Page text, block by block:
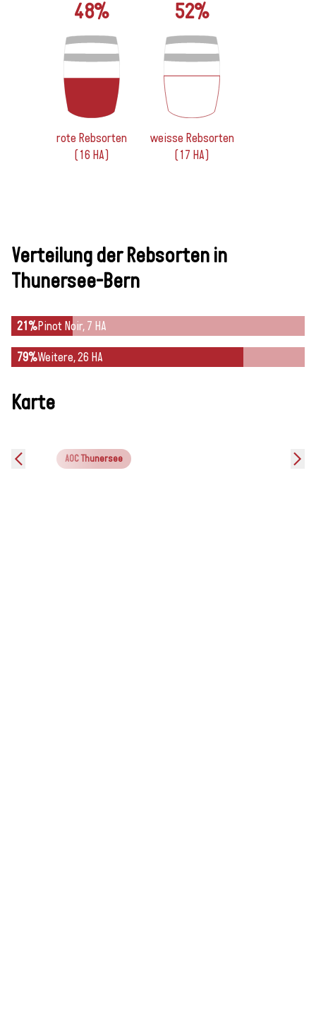
48%
rote Rebsorten
(16 HA)
52%
weisse Rebsorten
(17 HA)
Verteilung der Rebsorten in
Thunersee-Bern
21%Pinot Noir, 7 HA
79%Weitere, 26 HA
Karte
AOC Thunersee